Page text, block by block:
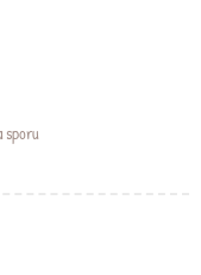
sporu